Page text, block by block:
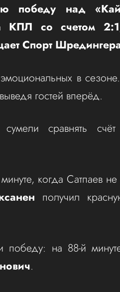
победу над
КПЛ со счетом
Спорт
в
гостей вперёд.
сравнять счёт
когда Сатпаев не
получил
победу: на 88-й
.